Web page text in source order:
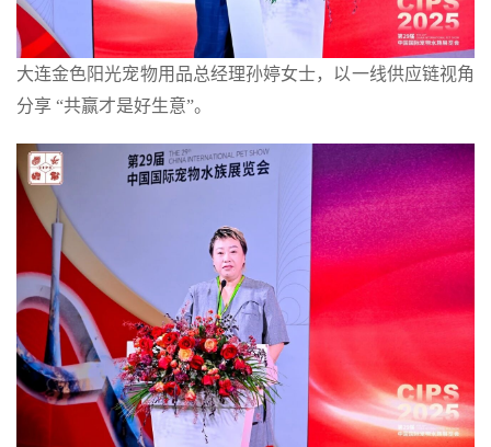
大连金色阳光宠物用品总经理孙婷女士，以一线供应链视角
分享 “共赢才是好生意”。